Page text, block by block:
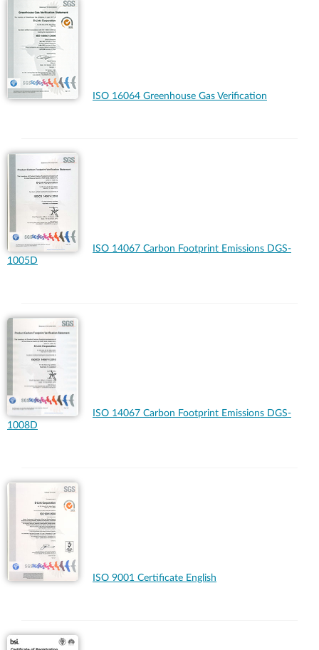
ISO 16064 Greenhouse Gas Verification
ISO 14067 Carbon Footprint Emissions DGS-
1005D
ISO 14067 Carbon Footprint Emissions DGS-
1008D
ISO 9001 Certificate English